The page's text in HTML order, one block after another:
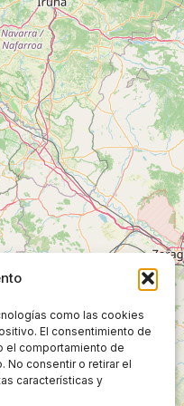
como las cookies
El consentimiento de
el comportamiento de
No consentir o retirar el
características y